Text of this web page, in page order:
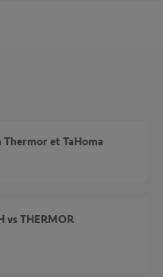
Thermor et TaHoma